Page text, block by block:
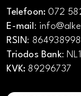
Telefoon:072
E-mail:
RSIN: 864938998
Triodos Bank:
KVK: 89296737